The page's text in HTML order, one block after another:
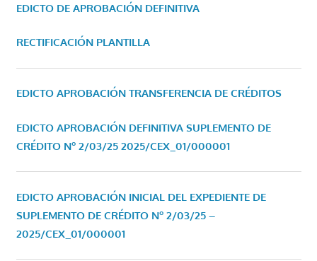
EDICTO DE APROBACIÓN DEFINITIVA
RECTIFICACIÓN PLANTILLA
EDICTO APROBACIÓN TRANSFERENCIA DE CRÉDITOS
EDICTO APROBACIÓN DEFINITIVA SUPLEMENTO DE
CRÉDITO Nº 2/03/25 2025/CEX_01/000001
EDICTO APROBACIÓN INICIAL DEL EXPEDIENTE DE
SUPLEMENTO DE CRÉDITO Nº 2/03/25 –
2025/CEX_01/000001